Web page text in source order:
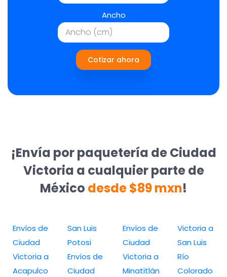
Ancho
Cotizar ahora
¡Envía por paquetería de Ciudad
Victoria a cualquier parte de
México desde $89 mxn!
Envíos de
Ciudad
Victoria a
Acapulco
San Luis
Potosi
Envíos de
Ciudad
Envíos de
Ciudad
Victoria a
Minatitlán
Victoria a
San Luis
Río
Colorado